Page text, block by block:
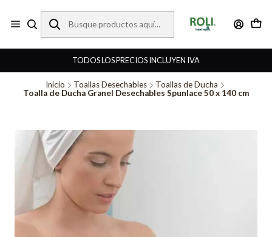
TODOS LOS PRECIOS INCLUYEN IVA
Inicio Toallas Desechables
Toallas de Ducha
Toalla de Ducha Granel Desechables Spunlace 50 x 140 cm